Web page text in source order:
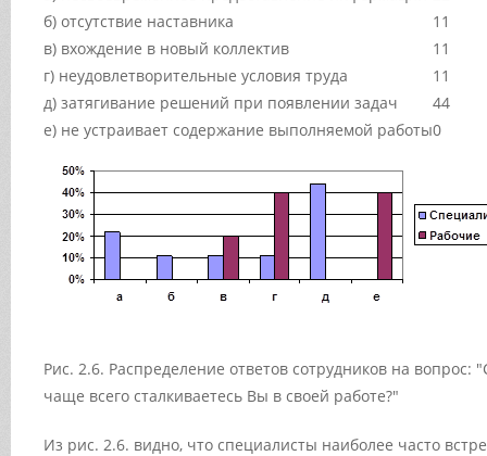
б) отсутствие наставника
11
в) вхождение в новый коллектив
11
г) неудовлетворительные условия труда
11
д) затягивание решений при появлении задач
44
е) не устраивает содержание выполняемой работы0
Рис. 2.6. Распределение ответов сотрудников на
чаще всего сталкиваетесь Вы в своей работе?"
Из рис. 2.6. видно, что специалисты наиболее часто